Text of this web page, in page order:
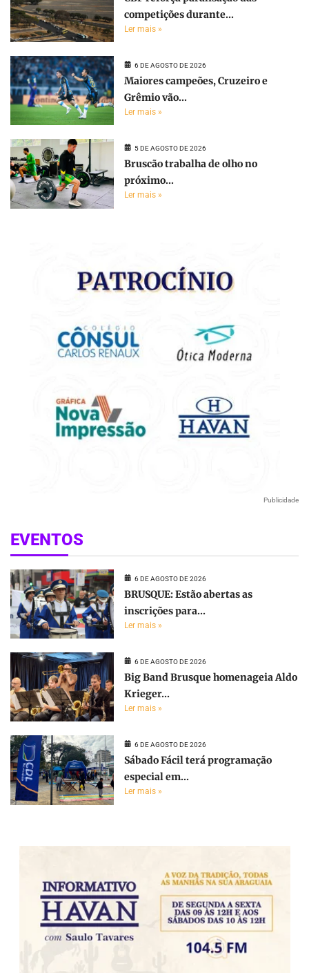
competições durante...
Ler mais »
6 DE AGOSTO DE 2026
Maiores campeões, Cruzeiro e
Grêmio vão...
Ler mais »
5 DE AGOSTO DE 2026
Bruscão trabalha de olho no
próximo...
Ler mais »
Publicidade
EVENTOS
6 DE AGOSTO DE 2026
BRUSQUE: Estão abertas as
inscrições para...
Ler mais »
6 DE AGOSTO DE 2026
Big Band Brusque homenageia Aldo
Krieger...
Ler mais »
6 DE AGOSTO DE 2026
Sábado Fácil terá programação
especial em...
Ler mais »